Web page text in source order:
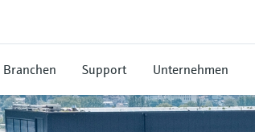
Branchen Support Unternehmen